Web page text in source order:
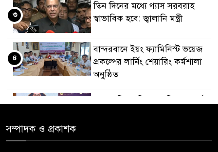
তিন দিনের মধ্যে গ্যাস সরবরাহ
স্বাভাবিক হবে: জ্বালানি মন্ত্রী
৩
বান্দরবানে ইয়ং ফ্যামিনিস্ট ভয়েজ
প্রকল্পের লার্নিং শেয়ারিং কর্মশালা
অনুষ্ঠিত
৪
সম্পাদক ও প্রকাশক